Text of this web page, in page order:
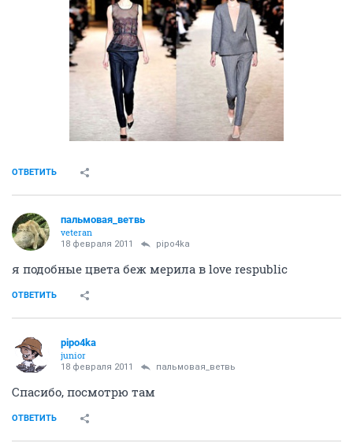
ОТВЕТИТЬ
пальмовая_ветвь
veteran
18 февраля 2011 pipo4ka
я подобные цвета беж мерила в love respublic
ОТВЕТИТЬ
pipo4ka
junior
18 февраля 2011 пальмовая_ветвь
Спасибо, посмотрю там
ОТВЕТИТЬ